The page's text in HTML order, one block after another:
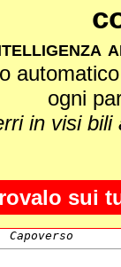
ogni
in visi
sui